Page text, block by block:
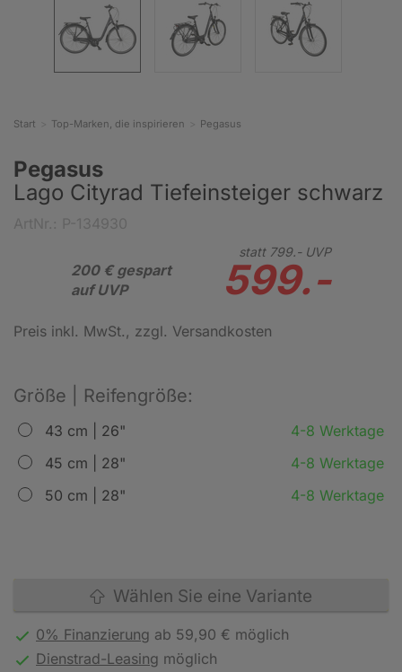
Start Top-Marken, die inspirieren Pegasus
Pegasus
Lago Cityrad Tiefeinsteiger schwarz
200 € gespart
auf UVP
statt 799.-UVP
599.-
Preis inkl. MwSt. , zzgl. Versandkosten
Größe | Reifengröße:
43 cm | 26"
4-8 Werktage
45 cm | 28"
4-8 Werktage
50 cm | 28"
4-8 Werktage
Wählen Sie eine Variante
0% Finanzierung ab 59,90 € möglich
Dienstrad-Leasing möglich